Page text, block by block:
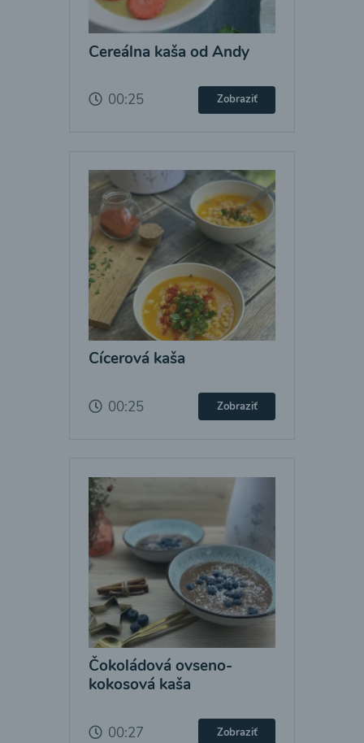
Cereálna kaša od Andy
00:25 Zobraziť
Cícerová kaša
00:25 Zobraziť
Čokoládová ovseno-
kokosová kaša
00:27 Zobraziť